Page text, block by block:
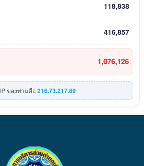
118,838
416,857
1,076,126
IP ของท่านคือ216.73.217.89